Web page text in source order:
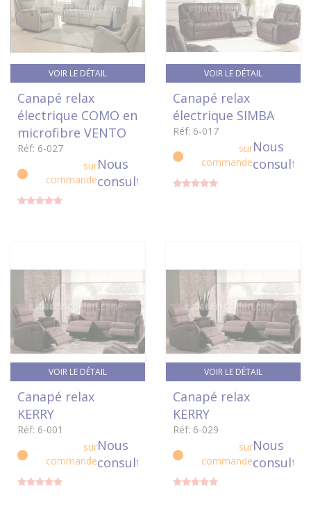
VOIR LE DÉTAIL
Canapé relax
électrique COMO en
microfibre VENTO
Réf: 6-027
sur
commande
Nous
consulter
VOIR LE DÉTAIL
Canapé relax
électrique SIMBA
Réf: 6-017
sur
commande
Nous
consulter
VOIR LE DÉTAIL
Canapé relax
KERRY
Réf: 6-001
sur
commande
Nous
consulter
VOIR LE DÉTAIL
Canapé relax
KERRY
Réf: 6-029
sur
commande
Nous
consulter